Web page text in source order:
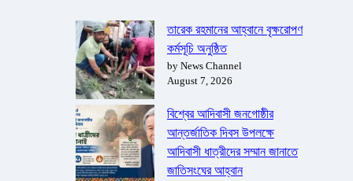
তারেক রহমানের আহ্বানে বৃক্ষরোপণ
কর্মসূচি অনুষ্ঠিত
by News Channel
August 7, 2026
বিশ্বের আদিবাসী জনগোষ্ঠীর
আন্তর্জাতিক দিবস উপলক্ষে
আদিবাসী ধাত্রীদের সম্মান জানাতে
জাতিসংঘের আহ্বান